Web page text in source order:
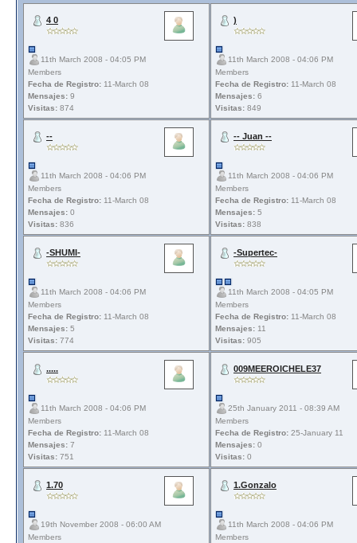
4 0
11th March 2008 - 04:05 PM
Members
Fecha de Registro: 11-March 08
Mensajes: 9
Visitas: 874
)
11th March 2008 - 04:06 PM
Members
Fecha de Registro: 11-March 08
Mensajes: 6
Visitas: 849
--
11th March 2008 - 04:06 PM
Members
Fecha de Registro: 11-March 08
Mensajes: 0
Visitas: 836
-- Juan --
11th March 2008 - 04:06 PM
Members
Fecha de Registro: 11-March 08
Mensajes: 5
Visitas: 838
-SHUMI-
11th March 2008 - 04:06 PM
Members
Fecha de Registro: 11-March 08
Mensajes: 5
Visitas: 774
-Supertec-
11th March 2008 - 04:05 PM
Members
Fecha de Registro: 11-March 08
Mensajes: 11
Visitas: 905
.....
11th March 2008 - 04:06 PM
Members
Fecha de Registro: 11-March 08
Mensajes: 7
Visitas: 751
009MEEROICHELE37
25th January 2011 - 08:39 AM
Members
Fecha de Registro: 25-January 11
Mensajes: 0
Visitas: 0
1.70
19th November 2008 - 06:00 AM
Members
1.Gonzalo
11th March 2008 - 04:06 PM
Members